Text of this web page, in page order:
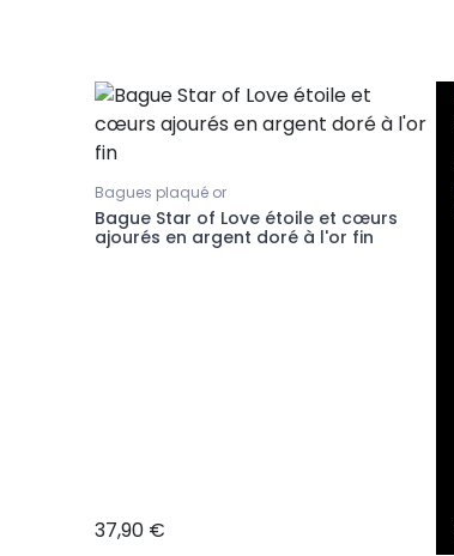
Bagues plaqué or
Bague Star of Love étoile et cœurs
ajourés en argent doré à l'or fin
37,90 €